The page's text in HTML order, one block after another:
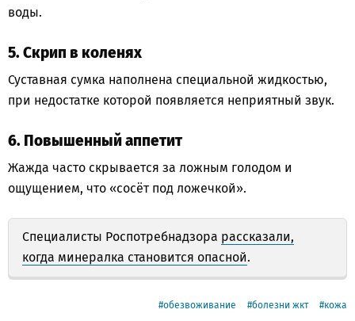
воды.
5. Скрип в коленях
Суставная сумка наполнена специальной жидкостью,
при недостатке которой появляется неприятный звук.
6. Повышенный аппетит
Жажда часто скрывается за ложным голодом и
ощущением, что «сосёт под ложечкой».
Специалисты Роспотребнадзора рассказали,
когда минералка становится опасной.
обезвоживание болезни жкт кожа